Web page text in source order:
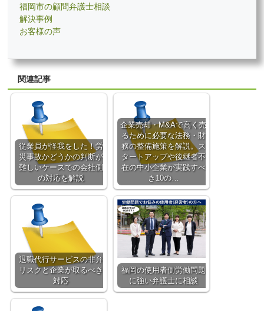
福岡市の顧問弁護士相談
解決事例
お客様の声
関連記事
従業員が怪我をした！労
災事故かどうかの判断が
難しいケースでの会社側
の対応を解説
企業売却・M&Aで高く売
るために必要な法務・財
務の整備施策を解説。ス
タートアップや後継者不
在の中小企業が実践すべ
き10の…
退職代行サービスの非弁
リスクと企業が取るべき
対応
福岡の使用者側労働問題
に強い弁護士に相談